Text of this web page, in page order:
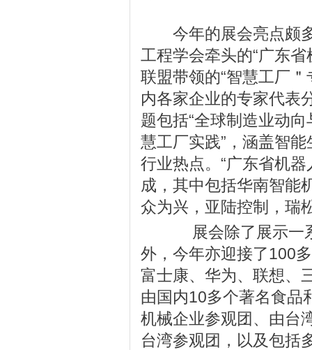
今年的展会亮点颇多
工程学会牵头的“广东
联盟带领的“智慧工厂
内各家企业的专家代表
题包括“全球制造业动
慧工厂实践”，涵盖智
行业热点。“广东省机
成，其中包括华南智能
众为兴，亚陆控制，瑞
展会除了展示一系
外，今年亦迎接了100
富士康、华为、联想、
由国内10多个著名食品
机械企业参观团、由台
台湾参观团，以及包括